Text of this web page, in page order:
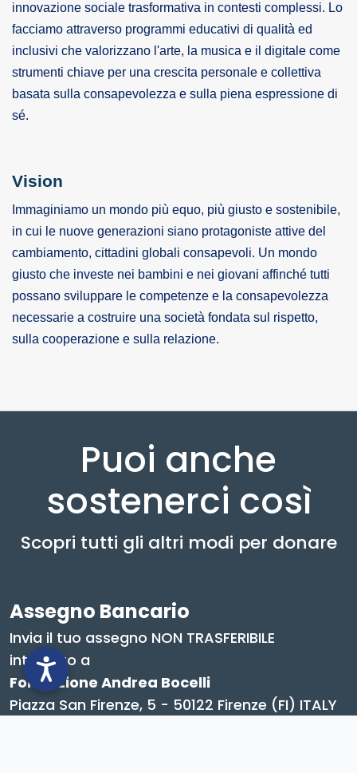
innovazione sociale trasformativa in contesti complessi. Lo
facciamo attraverso programmi educativi di qualità ed
inclusivi che valorizzano l'arte, la musica e il digitale come
strumenti chiave per una crescita personale e collettiva
basata sulla consapevolezza e sulla piena espressione di
sé.
Vision
Immaginiamo un mondo più equo, più giusto e sostenibile,
in cui le nuove generazioni siano protagoniste attive del
cambiamento, cittadini globali consapevoli. Un mondo
giusto che investe nei bambini e nei giovani affinché tutti
possano sviluppare le competenze e la consapevolezza
necessarie a costruire una società fondata sul rispetto,
sulla cooperazione e sulla relazione.
Puoi anche
sostenerci così
Scopri tutti gli altri modi per donare
Assegno Bancario
Invia il tuo assegno NON TRASFERIBILE
intestato a
Fondazione Andrea Bocelli
Piazza San Firenze, 5 - 50122 Firenze (FI) ITALY